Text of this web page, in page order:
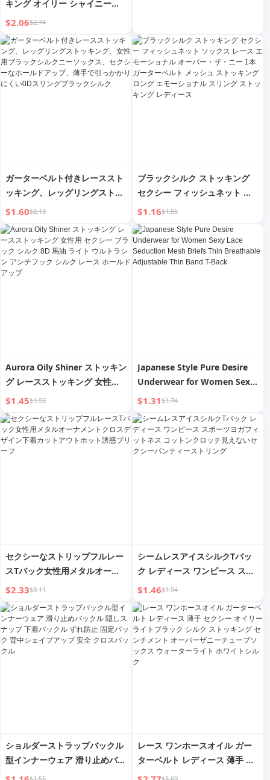
キング オイリー シャイニーソ
ックス ストッキング レディー
ス スーパーb 肉色 パンティノ
ーズ ヌードフィール ブラック
リフレクティブ 超薄手 馬油シ
ルクソックス
$2.06$2.74
ガーターベルト付きレーススト
ッキング、レッグリングストッ
キング、女性用ブラックシルク
ニーソックス、セクシーなホー
ルドアップ、薄手で引っかかり
にくい0Dスリングブラックシル
ク
$1.60$2.13
ブラックシルク ストッキング
セクシー フィッシュネット ソ
ックス レース エモーショナル
オーバー・ザ・ニー 1本 ガータ
ーベルト メッシュ ストッキン
グ ロング エモーショナル スリ
ング ストッキング レディース
$1.16$1.55
Aurora Oily Shiner ストッキン
グ レースストッキング 女性用
セクシー ブラック シルク 8D
馬油 ライト ウルトラシン アン
チフック シルク レース ホール
ドアップ
$1.45$1.93
Japanese Style Pure Desire
Underwear for Women Sexy
Lace Seduction Mesh Briefs
Thin Breathable Adjustable
Thin Band T-Back
$1.31$1.74
セクシーなストリップフルレー
スTバック女性用メタルオーナ
メントクロスデザイン下着カッ
トアウトホット誘惑ブリーフ
$2.33$3.11
シームレスアイスシルクTバッ
ク レディース ワンピース スポ
ーツヨガフィットネス コットン
クロッチ見えないセクシーパン
ティーストリング
$1.46$1.94
ショルダーストラップバックル
型インナーウェア 滑り止めバッ
クル 隠しスナップ 下着バック
レース ワンホースオイル ガー
ターベルト レディース 薄手 セ
クシー オイリー ライトブラッ